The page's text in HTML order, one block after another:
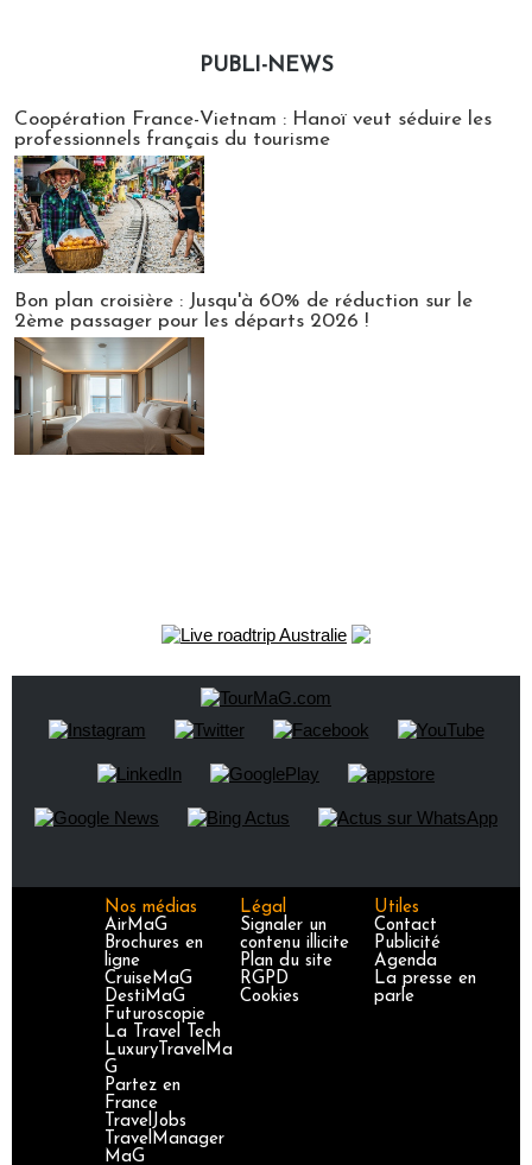
PUBLI-NEWS
Coopération France-Vietnam : Hanoï veut séduire les
professionnels français du tourisme
Bon plan croisière : Jusqu'à 60% de réduction sur le
2ème passager pour les départs 2026 !
Nos médias
AirMaG
Brochures en
ligne
CruiseMaG
DestiMaG
Futuroscopie
La Travel Tech
LuxuryTravelMa
G
Partez en
France
TravelJobs
TravelManager
MaG
Légal
Signaler un
contenu illicite
Plan du site
RGPD
Cookies
Utiles
Contact
Publicité
Agenda
La presse en
parle